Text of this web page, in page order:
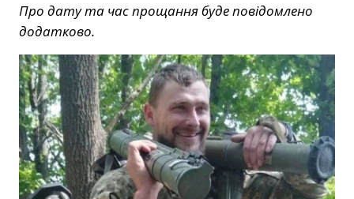
Про дату та час прощання буде повідомлено
додатково.